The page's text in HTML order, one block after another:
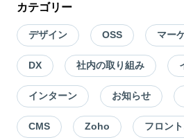
カテゴリー
デザイン OSS マー
DX 社内の取り組み
インターン お知らせ
CMS Zoho フロン